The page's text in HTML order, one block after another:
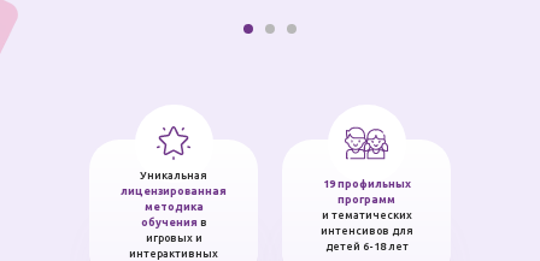
Уникальная
лицензированная
методика
обучения в
игровых и
интерактивных
19 профильных
программ
и тематических
интенсивов для
детей 6-18 лет